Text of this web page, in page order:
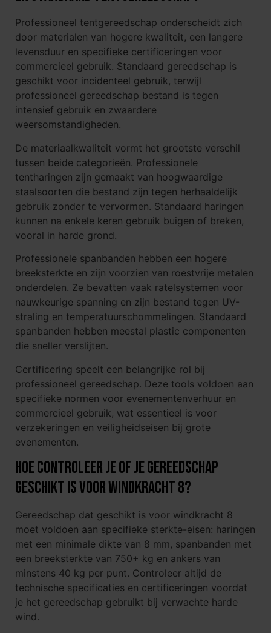
Professioneel tentgereedschap onderscheidt zich
door materialen van hogere kwaliteit, een langere
levensduur en specifieke certificeringen voor
commercieel gebruik. Standaard gereedschap is
geschikt voor incidenteel gebruik, terwijl
professioneel gereedschap bestand is tegen
intensief gebruik en zwaardere
weersomstandigheden.
De materiaalkwaliteit vormt het grootste verschil
tussen beide categorieën. Professionele
tentharingen zijn gemaakt van hoogwaardige
staalsoorten die bestand zijn tegen herhaaldelijk
gebruik zonder te vervormen. Standaard haringen
kunnen na enkele keren gebruik buigen of breken,
vooral in harde grond.
Professionele spanbanden hebben een hogere
breeksterkte en zijn voorzien van roestvrije metalen
onderdelen. Ze bevatten vaak ratelsystemen voor
nauwkeurige spanning en zijn bestand tegen UV-
straling en temperatuurschommelingen. Standaard
spanbanden hebben meestal plastic componenten
die sneller verslijten.
Certificering speelt een belangrijke rol bij
professioneel gereedschap. Deze tools voldoen aan
specifieke normen voor evenementenverhuur en
commercieel gebruik, wat essentieel is voor
verzekeringen en veiligheidseisen bij grote
evenementen.
Hoe controleer je of je gereedschap
geschikt is voor windkracht 8?
Gereedschap dat geschikt is voor windkracht 8
moet voldoen aan specifieke sterkte-eisen: haringen
met een minimale dikte van 8 mm, spanbanden met
een breeksterkte van 750+ kg en ankers van
minstens 40 kg per punt. Controleer altijd de
technische specificaties en certificeringen voordat
je het gereedschap gebruikt bij verwachte harde
wind.